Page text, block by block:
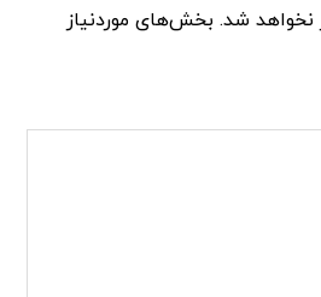
نخواهد شد. بخش‌های موردنیاز